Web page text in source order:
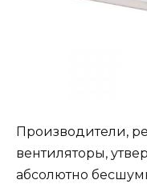
Производители,
вентиляторы,
абсолютно